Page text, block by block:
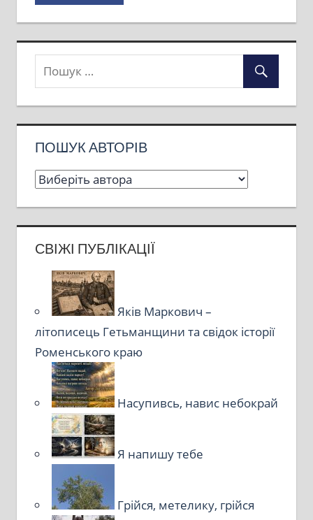
ПОШУК АВТОРІВ
СВІЖІ ПУБЛІКАЦІЇ
Яків Маркович –
літописець Гетьманщини та свідок історії
Роменського краю
Насупивсь, навис небокрай
Я напишу тебе
Грійся, метелику, грійся